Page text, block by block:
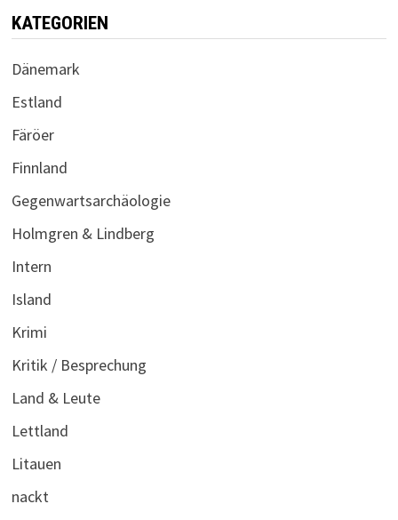
KATEGORIEN
Dänemark
Estland
Färöer
Finnland
Gegenwartsarchäologie
Holmgren & Lindberg
Intern
Island
Krimi
Kritik / Besprechung
Land & Leute
Lettland
Litauen
nackt